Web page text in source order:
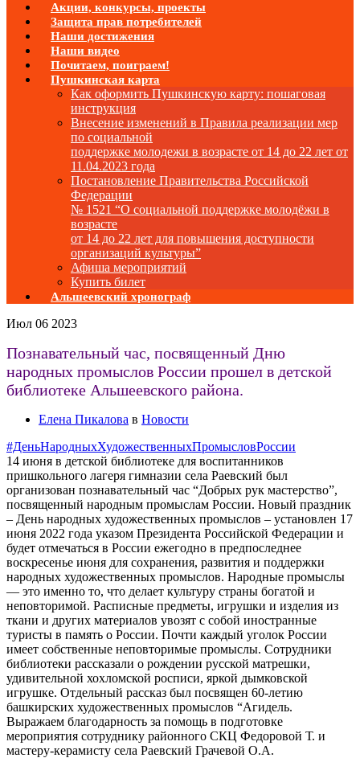
Акции, конкурсы, проекты
Защита прав потребителей
Наши достижения
Наши видео
Почитаем, поиграем!
Пушкинская карта
Как оформить Пушкинскую карту: пошаговая
инструкция
Внесение изменений в Правила реализации мер
по социальной
поддержке молодежи в возрасте от 14 до 22 лет от
11.04.2023 года
Постановление Правительства Российской
Федерации
№ 1521 “О социальной поддержке молодёжи в
возрасте
от 14 до 22 лет для повышения доступности
организаций культуры”
Афиша мероприятий
Купить билет
Альшеевский хронограф
Июл 06 2023
Познавательный час, посвященный Дню
народных промыслов России прошел в детской
библиотеке Альшеевского района.
Елена Пикалова в Новости
#ДеньНародныхХудожественныхПромысловРоссии
14 июня в детской библиотеке для воспитанников
пришкольного лагеря гимназии села Раевский был
организован познавательный час “Добрых рук мастерство”,
посвященный народным промыслам России. Новый праздник
– День народных художественных промыслов – установлен 17
июня 2022 года указом Президента Российской Федерации и
будет отмечаться в России ежегодно в предпоследнее
воскресенье июня для сохранения, развития и поддержки
народных художественных промыслов. Народные промыслы
— это именно то, что делает культуру страны богатой и
неповторимой. Расписные предметы, игрушки и изделия из
ткани и других материалов увозят с собой иностранные
туристы в память о России. Почти каждый уголок России
имеет собственные неповторимые промыслы. Сотрудники
библиотеки рассказали о рождении русской матрешки,
удивительной хохломской росписи, яркой дымковской
игрушке. Отдельный рассказ был посвящен 60-летию
башкирских художественных промыслов “Агидель.
Выражаем благодарность за помощь в подготовке
мероприятия сотруднику районного СКЦ Федоровой Т. и
мастеру-керамисту села Раевский Грачевой О.А.